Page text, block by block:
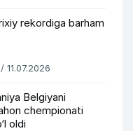
rekordiga barham
11.07.2026
Belgiyani
chempionati
oldi